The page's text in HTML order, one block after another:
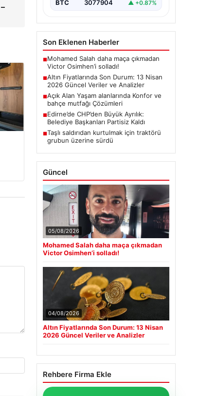
BTC 3077904 ▲ +0.87%
Son Eklenen Haberler
■Mohamed Salah daha maça çıkmadan
Victor Osimhen’i solladı!
■Altın Fiyatlarında Son Durum: 13 Nisan
2026 Güncel Veriler ve Analizler
■Açık Alan Yaşam alanlarında Konfor ve
bahçe mutfağı Çözümleri
■Edirne’de CHP’den Büyük Ayrılık:
Belediye Başkanları Partisiz Kaldı
■Taşlı saldırıdan kurtulmak için traktörü
grubun üzerine sürdü
Güncel
05/08/2026
Mohamed Salah daha maça çıkmadan
Victor Osimhen’i solladı!
04/08/2026
Altın Fiyatlarında Son Durum: 13 Nisan
2026 Güncel Veriler ve Analizler
Rehbere Firma Ekle